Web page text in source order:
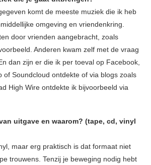
komt de meeste muziek die ik heb
omgeving en vriendenkring.
door vrienden aangebracht, zoals
Anderen kwam zelf met de vraag
dan zijn er die ik per toeval op Facebook,
of Soundcloud ontdekte of via blogs zoals
High Wire ontdekte ik bijvoorbeeld via
uitgave en waarom? (tape, cd, vinyl
maar erg praktisch is dat formaat niet
trouwens. Tenzij je beweging nodig hebt